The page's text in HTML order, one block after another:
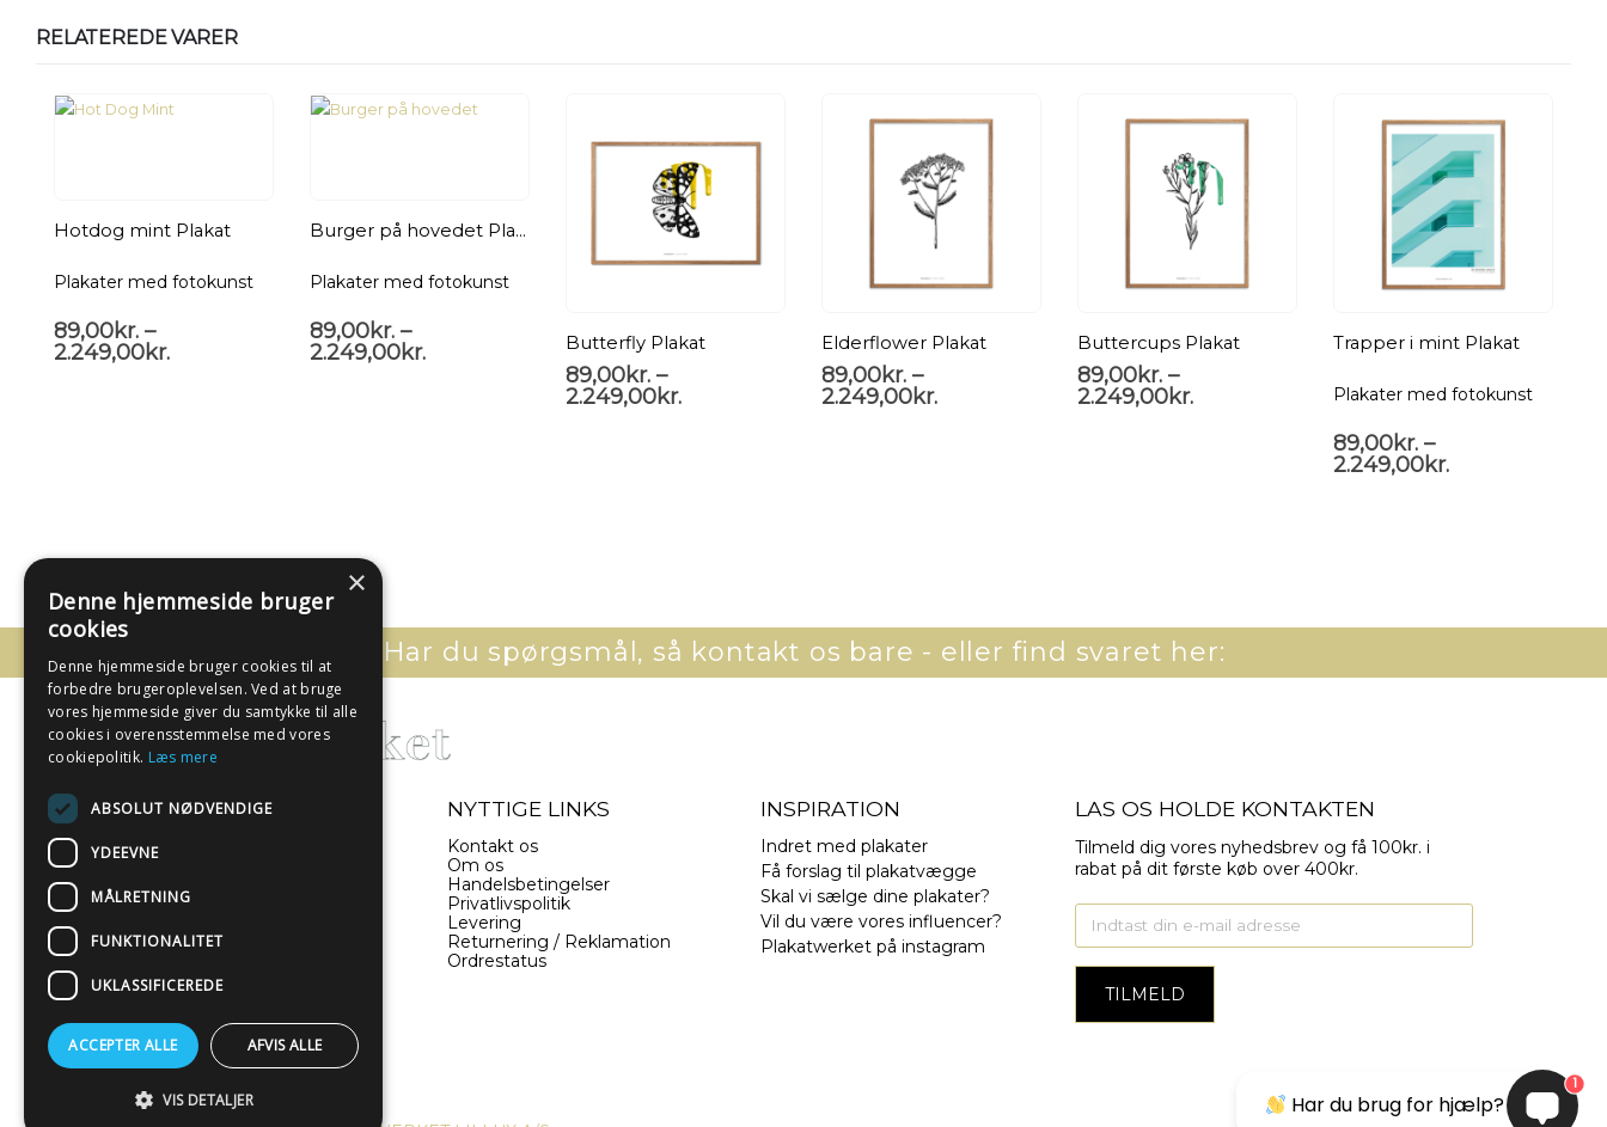
RELATEREDE VARER
Hotdog mint Plakat
Plakater med fotokunst
89,00kr. –
2.249,00kr.
Burger på hovedet Plakat
Plakater med fotokunst
89,00kr. –
2.249,00kr. Butterfly Plakat
89,00kr. –
2.249,00kr.
Elderflower Plakat
89,00kr. –
2.249,00kr.
Buttercups Plakat
89,00kr. –
2.249,00kr.
Trapper i mint Plakat
Plakater med fotokunst
89,00kr. –
2.249,00kr.
Har du spørgsmål, så kontakt os bare - eller find svaret her:
- EN DEL AF ILLUX A/S
Sverigesvej 11
8660 Skanderborg
NYTTIGE LINKS
Kontakt os
Om os
Handelsbetingelser
Privatlivspolitik
Levering
Returnering / Reklamation
Ordrestatus
INSPIRATION
Indret med plakater
Få forslag til plakatvægge
Skal vi sælge dine plakater?
Vil du være vores influencer?
Plakatwerket på instagram
LAS OS HOLDE KONTAKTEN
Tilmeld dig vores nyhedsbrev og få 100kr. i
rabat på dit første køb over 400kr.
Har du brug for hjælp?
1
×
Denne hjemmeside bruger
cookies
Denne hjemmeside bruger cookies til at
forbedre brugeroplevelsen. Ved at bruge
vores hjemmeside giver du samtykke til alle
cookies i overensstemmelse med vores
cookiepolitik. Læs mere
ABSOLUT NØDVENDIGE
YDEEVNE
MÅLRETNING
FUNKTIONALITET
UKLASSIFICEREDE
ACCEPTER ALLE AFVIS ALLE
VIS DETALJER